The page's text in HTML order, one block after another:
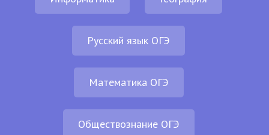
Русский язык ОГЭ
Математика ОГЭ
Обществознание ОГЭ